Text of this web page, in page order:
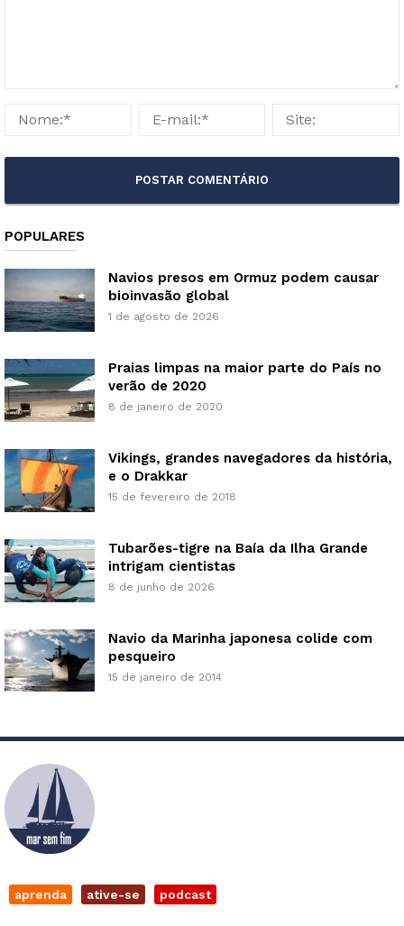
POPULARES
Navios presos em Ormuz podem causar
bioinvasão global
1 de agosto de 2026
Praias limpas na maior parte do País no
verão de 2020
8 de janeiro de 2020
Vikings, grandes navegadores da história,
e o Drakkar
15 de fevereiro de 2018
Tubarões-tigre na Baía da Ilha Grande
intrigam cientistas
8 de junho de 2026
Navio da Marinha japonesa colide com
pesqueiro
15 de janeiro de 2014
aprenda ative-se podcast